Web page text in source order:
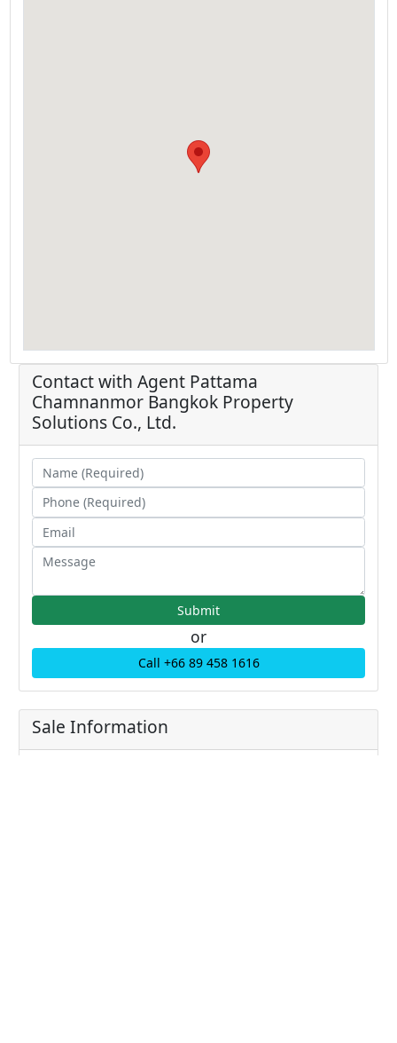
Contact with Agent Pattama
Chamnanmor Bangkok Property
Solutions Co., Ltd.
or
Call +66 89 458 1616
Sale Information